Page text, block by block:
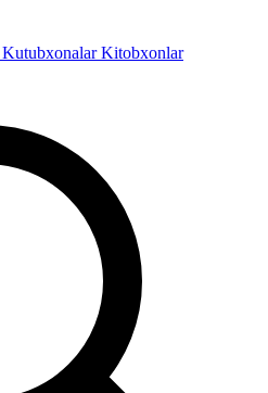
KutubxonalarKitobxonlar